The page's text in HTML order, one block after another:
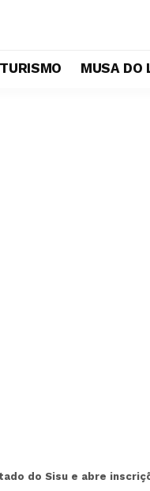
TURISMO MUSA DO
do Sisu e abre